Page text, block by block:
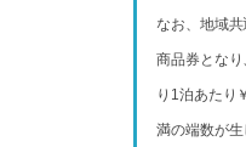
なお、地域
商品券とな
り1泊あたり
満の端数が